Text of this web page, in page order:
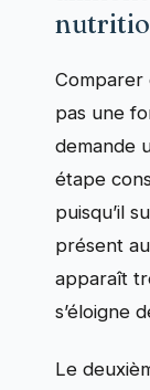
Comparer
pas une
demande
étape
puisqu’il
présent
apparaît
s’éloigne
Le